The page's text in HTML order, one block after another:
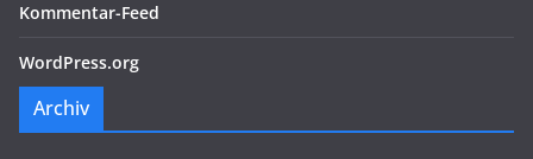
Kommentar-Feed
WordPress.org
Archiv